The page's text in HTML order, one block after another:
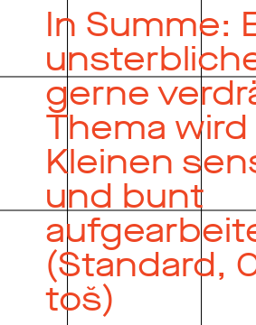
In Summe:
gerne
Thema
Kleinen
und bunt
(Standard,
toš)